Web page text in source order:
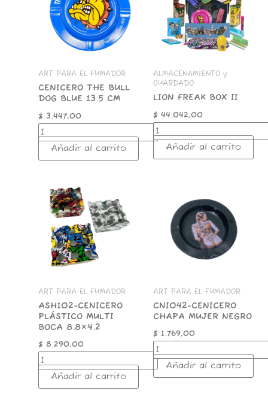
ART PARA EL FUMADOR
CENICERO THE BULL
DOG BLUE 13.5 CM
$ 3.447,00
BLUE
13.5
cantidad
Añadir al carrito
ALMACENAMIENTO y
GUARDADO
LION FREAK BOX II
$ 44.042,00
cantidad
Añadir al carrito
ART PARA EL FUMADOR
ASH102-CENICERO
PLÁSTICO MULTI
BOCA 8.8×4.2
$ 8.290,00
CENICERO
PLÁSTICO
MULTI
BOCA
8.8x4.2
cantidad
Añadir al carrito
ART PARA EL FUMADOR
CNI042-CENICERO
CHAPA MUJER NEGRO
$ 1.769,00
CHAPA
MUJER
NEGRO
cantidad
Añadir al carrito